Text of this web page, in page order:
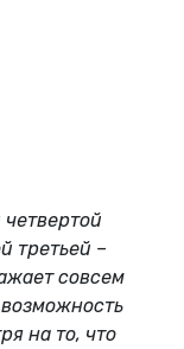
третьей –
совсем
на то, что